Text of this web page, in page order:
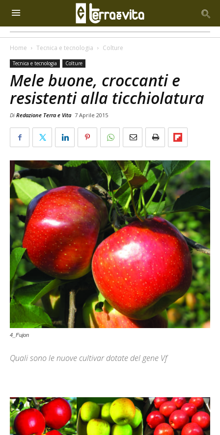
Home Tecnica e tecnologia Colture
Tecnica e tecnologia Colture
Mele buone, croccanti e
resistenti alla ticchiolatura
Di Redazione Terra e Vita 7 Aprile 2015
4_Fujon
Quali sono le nuove cultivar dotate del gene Vf